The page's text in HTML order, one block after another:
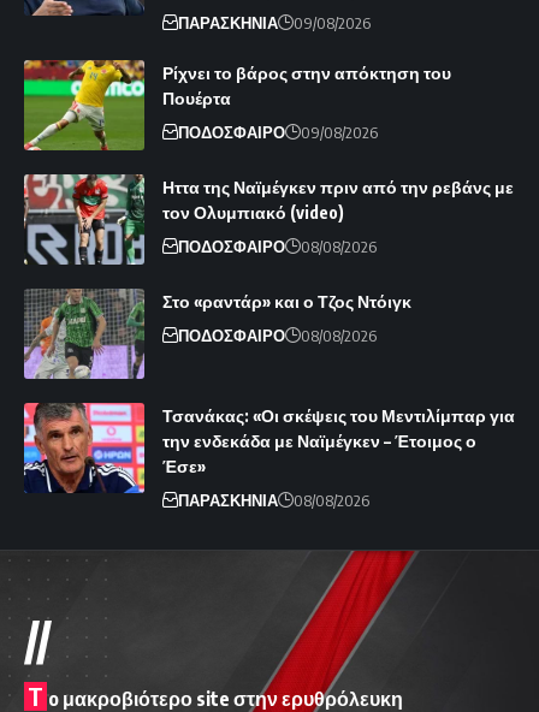
ΠΑΡΑΣΚΗΝΙΑ 09/08/2026
Ρίχνει το βάρος στην απόκτηση του
Πουέρτα
ΠΟΔΟΣΦΑΙΡΟ 09/08/2026
Ηττα της Ναϊμέγκεν πριν από την ρεβάνς με
τον Ολυμπιακό (video)
ΠΟΔΟΣΦΑΙΡΟ 08/08/2026
Στο «ραντάρ» και ο Τζος Ντόιγκ
ΠΟΔΟΣΦΑΙΡΟ 08/08/2026
Τσανάκας: «Οι σκέψεις του Μεντιλίμπαρ για
την ενδεκάδα με Ναϊμέγκεν – Έτοιμος ο
Έσε»
ΠΑΡΑΣΚΗΝΙΑ 08/08/2026
//
T o μακροβιότερο site στην ερυθρόλευκη